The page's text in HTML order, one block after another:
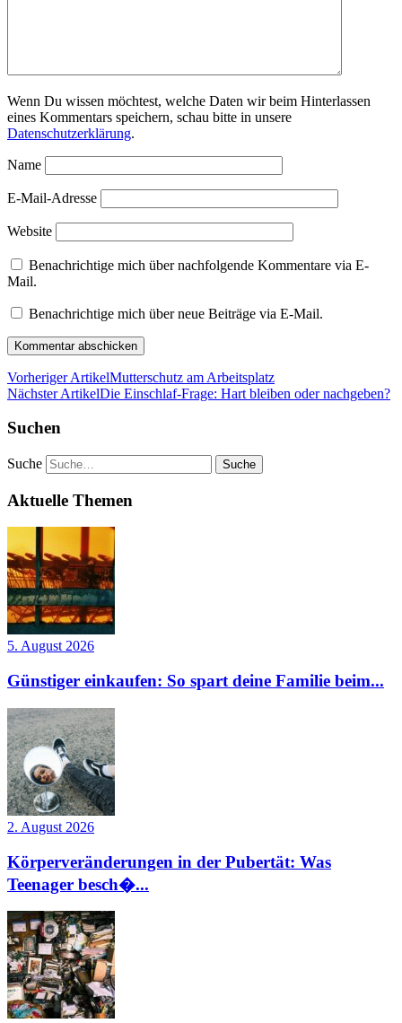
Wenn Du wissen möchtest, welche Daten wir beim Hinterlassen
eines Kommentars speichern, schau bitte in unsere
Datenschutzerklärung.
Name
E-Mail-Adresse
Website
Benachrichtige mich über nachfolgende Kommentare via E-
Mail.
Benachrichtige mich über neue Beiträge via E-Mail.
Vorheriger ArtikelMutterschutz am Arbeitsplatz
Nächster ArtikelDie Einschlaf-Frage: Hart bleiben oder nachgeben?
Suchen
Suche
Aktuelle Themen
5. August 2026
Günstiger einkaufen: So spart deine Familie beim...
2. August 2026
Körperveränderungen in der Pubertät: Was
Teenager besch�...